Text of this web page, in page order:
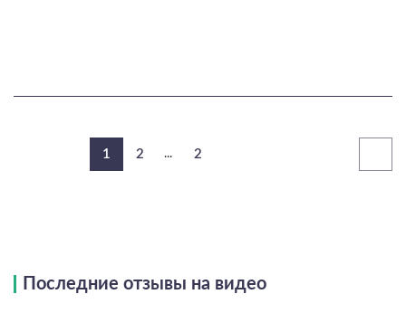
1 2 ... 2
Последние отзывы на видео